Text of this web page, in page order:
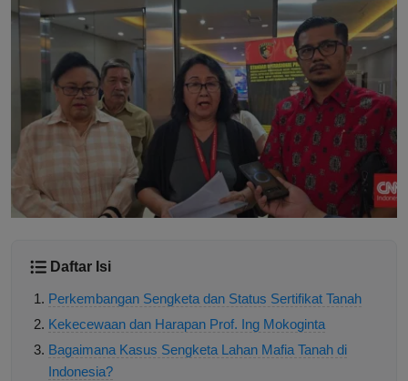
Daftar Isi
Perkembangan Sengketa dan Status Sertifikat Tanah
Kekecewaan dan Harapan Prof. Ing Mokoginta
Bagaimana Kasus Sengketa Lahan Mafia Tanah di
Indonesia?